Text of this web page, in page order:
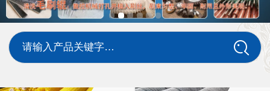
请输入产品关键字…